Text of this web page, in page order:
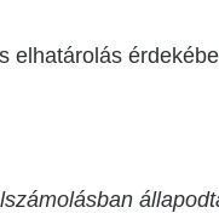
elhatárolás